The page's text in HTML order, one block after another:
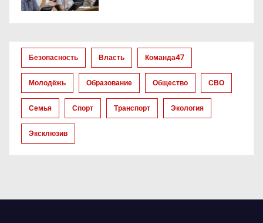
о
а
п
Безопасность Власть Команда47
Молодёжь Образование Общество СВО
Семья Спорт Транспорт Экология
Эксклюзив